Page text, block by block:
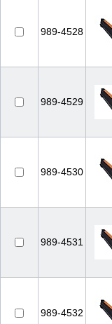
989-4528
989-4529
989-4530
989-4531
989-4532